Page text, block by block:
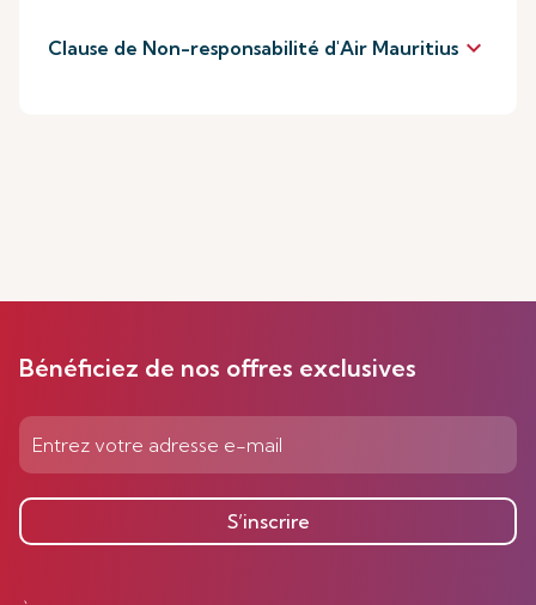
Clause de Non-responsabilité d'Air Mauritius keyboard_arrow_down
Bénéficiez de nos offres exclusives
S’inscrire